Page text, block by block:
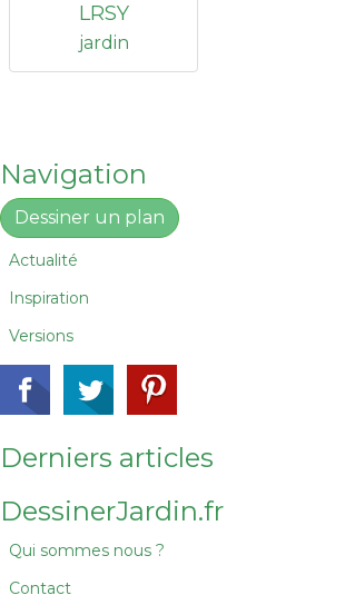
LRSY
jardin
Navigation
Dessiner un plan
Actualité
Inspiration
Versions
Derniers articles
DessinerJardin.fr
Qui sommes nous ?
Contact